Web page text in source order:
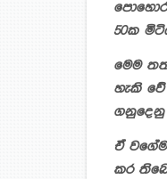
පොහොර
50ක
මෙම
හැකි
ගනුදෙනු
ඒ
කර